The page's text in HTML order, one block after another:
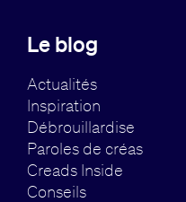
Le blog
Actualités
Inspiration
Débrouillardise
Paroles de créas
Creads Inside
Conseils